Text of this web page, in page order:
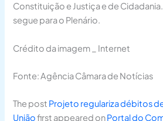
Constituição e Justiça e de
segue para o Plenário.
Crédito da imagem _ Internet
Fonte: Agência Câmara de Notícias
The post Projeto regulariza débitos
Uniãofirst appeared onPortal do